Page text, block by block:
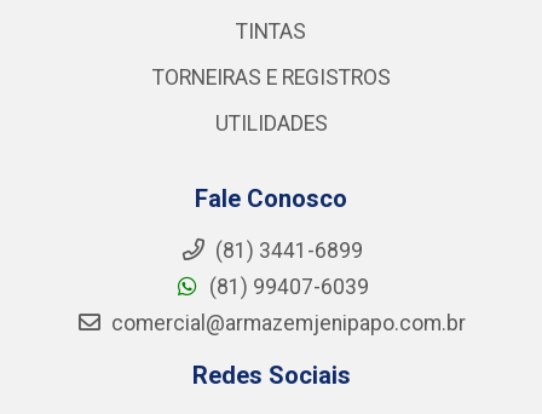
TINTAS
TORNEIRAS E REGISTROS
UTILIDADES
Fale Conosco
(81) 3441-6899
(81) 99407-6039
comercial@armazemjenipapo.com.br
Redes Sociais